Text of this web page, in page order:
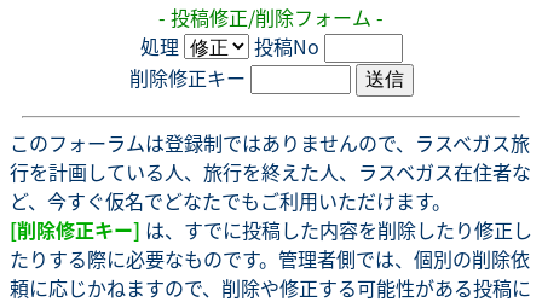
- 投稿修正/削除フォーム -
処理
投稿No
削除修正キー
このフォーラムは登録制ではありませんので、ラスベガス旅
行を計画している人、旅行を終えた人、ラスベガス在住者な
ど、今すぐ仮名でどなたでもご利用いただけます。
[削除修正キー] は、すでに投稿した内容を削除したり修正し
たりする際に必要なものです。管理者側では、個別の削除依
頼に応じかねますので、削除や修正する可能性がある投稿に